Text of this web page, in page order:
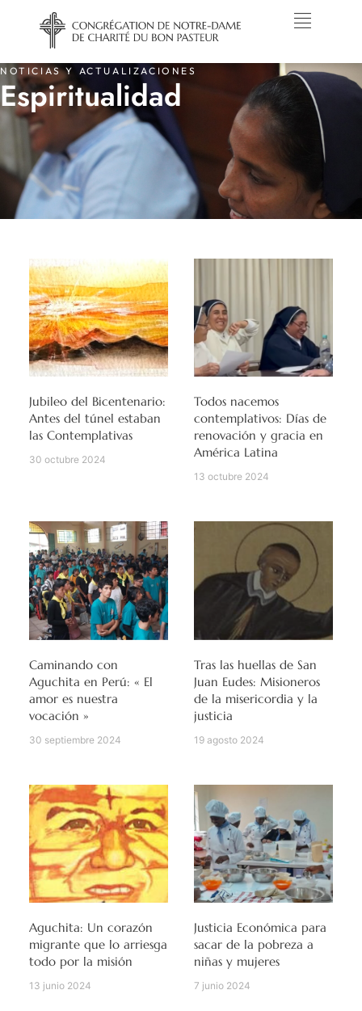
NOTICIAS Y ACTUALIZACIONES
Espiritualidad
Jubileo del Bicentenario:
Antes del túnel estaban
las Contemplativas
30 octubre 2024
Todos nacemos
contemplativos: Días de
renovación y gracia en
América Latina
13 octubre 2024
Caminando con
Aguchita en Perú: « El
amor es nuestra
vocación »
30 septiembre 2024
Tras las huellas de San
Juan Eudes: Misioneros
de la misericordia y la
justicia
19 agosto 2024
Aguchita: Un corazón
migrante que lo arriesga
todo por la misión
13 junio 2024
Justicia Económica para
sacar de la pobreza a
niñas y mujeres
7 junio 2024